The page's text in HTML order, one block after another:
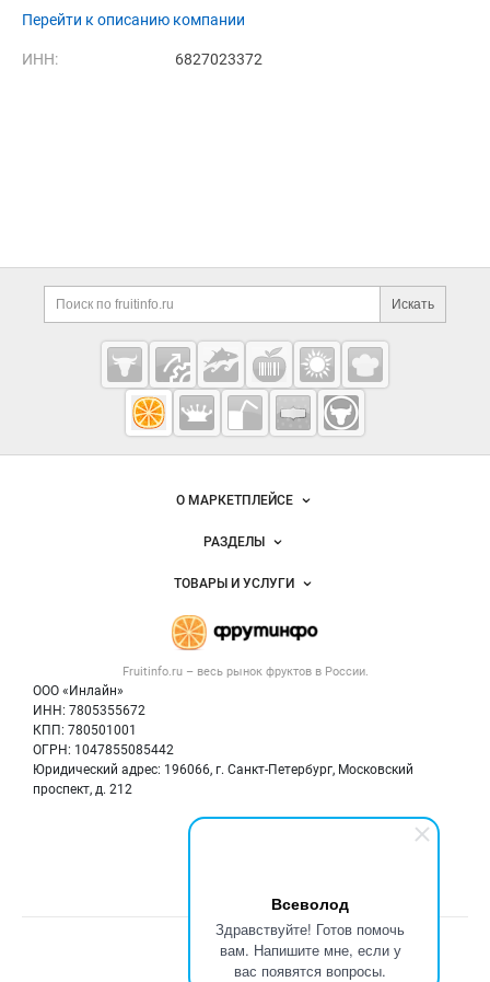
Всеволод
Здравствуйте! Готов помочь
вам. Напишите мне, если у
вас появятся вопросы.
Перейти к описанию компании
ИНН: 6827023372
Дополнительная информация
Поиск по сайту и
Искать
Cсылки на полезные проекты
Fruitinfo.ru
— рынок
фруктов
Важные разделы и контакты
Fruitinfo.ru – весь рынок фруктовв России.
ООО «Инлайн»
ИНН: 7805355672
КПП: 780501001
ОГРН: 1047855085442
Юридический адрес: 196066, г. Санкт-Петербург, Московский
проспект, д. 212
Навигация по сайтуО МАРКЕТПЛЕЙСЕ
Новости Fruitinfo.ru
Размещение рекламы
Публичная оферта
Контактная информация
Политика обработки персональных данных
РАЗДЕЛЫ
Объявления
Новости рынка
ТОВАРЫ И УСЛУГИ
Готовая продукция
Овощи
Фрукты
Добавить объявление
Счетчики, авторское право, логотипы